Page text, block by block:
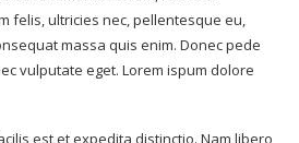
felis, ultricies nec, pellentesque eu,
massa quis enim. Donec pede
vulputate eget. Lorem ispum dolore
est et expedita distinctio. Nam libero